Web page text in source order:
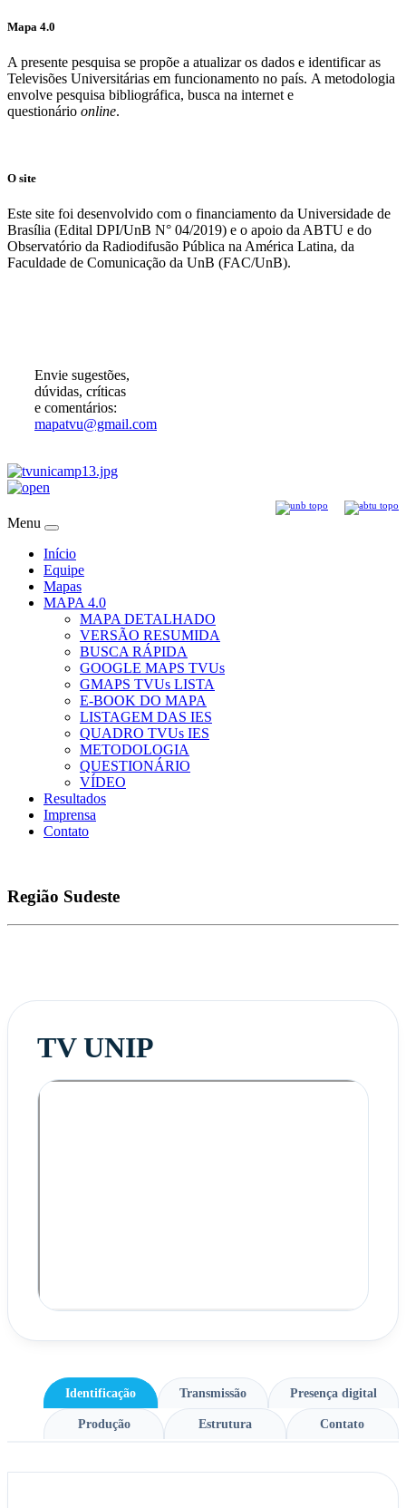
Mapa 4.0
A presente pesquisa se propõe a atualizar os dados e identificar as
Televisões Universitárias em funcionamento no país. A metodologia
envolve pesquisa bibliográfica, busca na internet e
questionário online.
O site
Este site foi desenvolvido com o financiamento da Universidade de
Brasília (Edital DPI/UnB N° 04/2019) e o apoio da ABTU e do
Observatório da Radiodifusão Pública na América Latina, da
Faculdade de Comunicação da UnB (FAC/UnB).
Envie sugestões,
dúvidas, críticas
e comentários:
mapatvu@gmail.com
Menu
Início
Equipe
Mapas
MAPA 4.0
MAPA DETALHADO
VERSÃO RESUMIDA
BUSCA RÁPIDA
GOOGLE MAPS TVUs
GMAPS TVUs LISTA
E-BOOK DO MAPA
LISTAGEM DAS IES
QUADRO TVUs IES
METODOLOGIA
QUESTIONÁRIO
VÍDEO
Resultados
Imprensa
Contato
Região Sudeste
TV UNIP
Identificação Transmissão Presença digital
Produção Estrutura Contato